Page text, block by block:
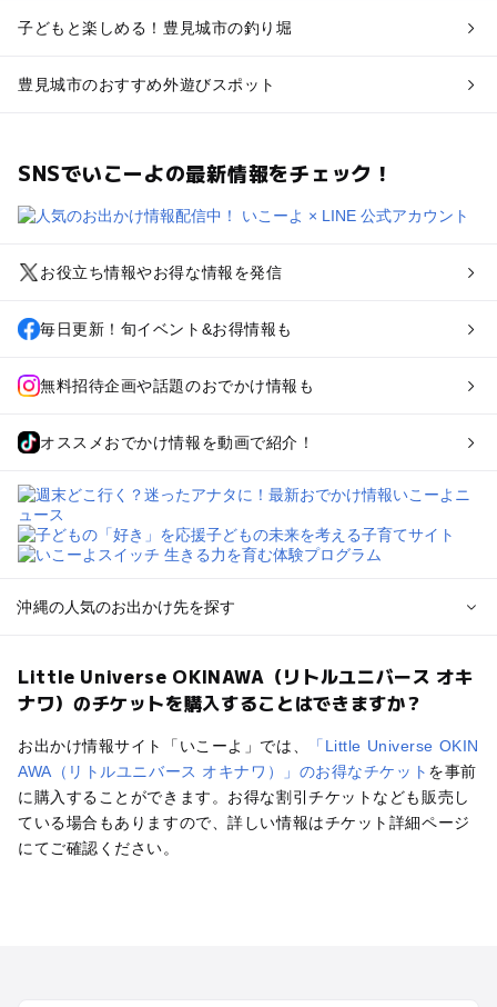
子どもと楽しめる！豊見城市の釣り堀
豊見城市のおすすめ外遊びスポット
SNSでいこーよの最新情報をチェック！
お役立ち情報やお得な情報を発信
毎日更新！旬イベント&お得情報も
無料招待企画や話題のおでかけ情報も
オススメおでかけ情報を動画で紹介！
沖縄の人気のお出かけ先を探す
沖縄のエリアからプール子ども連れのお出かけスポット
を探す
沖縄市（コザ）・北谷・宜野湾のプールお出かけ
那覇のプールお出かけ
名護・本部・国頭のプールお出かけ
沖縄南部（糸満・豊見城）のプールお出かけ
西海岸・東海岸（読谷・宜野座）のプールお出かけ
屋久島・奄美大島・種子島・宮古島・石垣島（鹿児島～沖縄の
Little Universe OKINAWA（リトルユニバース オキ
ナワ）のチケットを購入することはできますか？
お出かけ情報サイト「いこーよ」では、
「Little Universe OKIN
AWA（リトルユニバース オキナワ）」のお得なチケット を事前
に購入することができます。お得な割引チケットなども販売し
ている場合もありますので、詳しい情報はチケット詳細ページ
にてご確認ください。